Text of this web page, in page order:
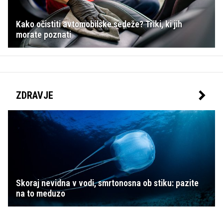
Kako očistiti avtomobilske sedeže? Triki, ki jih
morate poznati
ZDRAVJE
Skoraj nevidna v vodi, smrtonosna ob stiku: pazite
na to meduzo